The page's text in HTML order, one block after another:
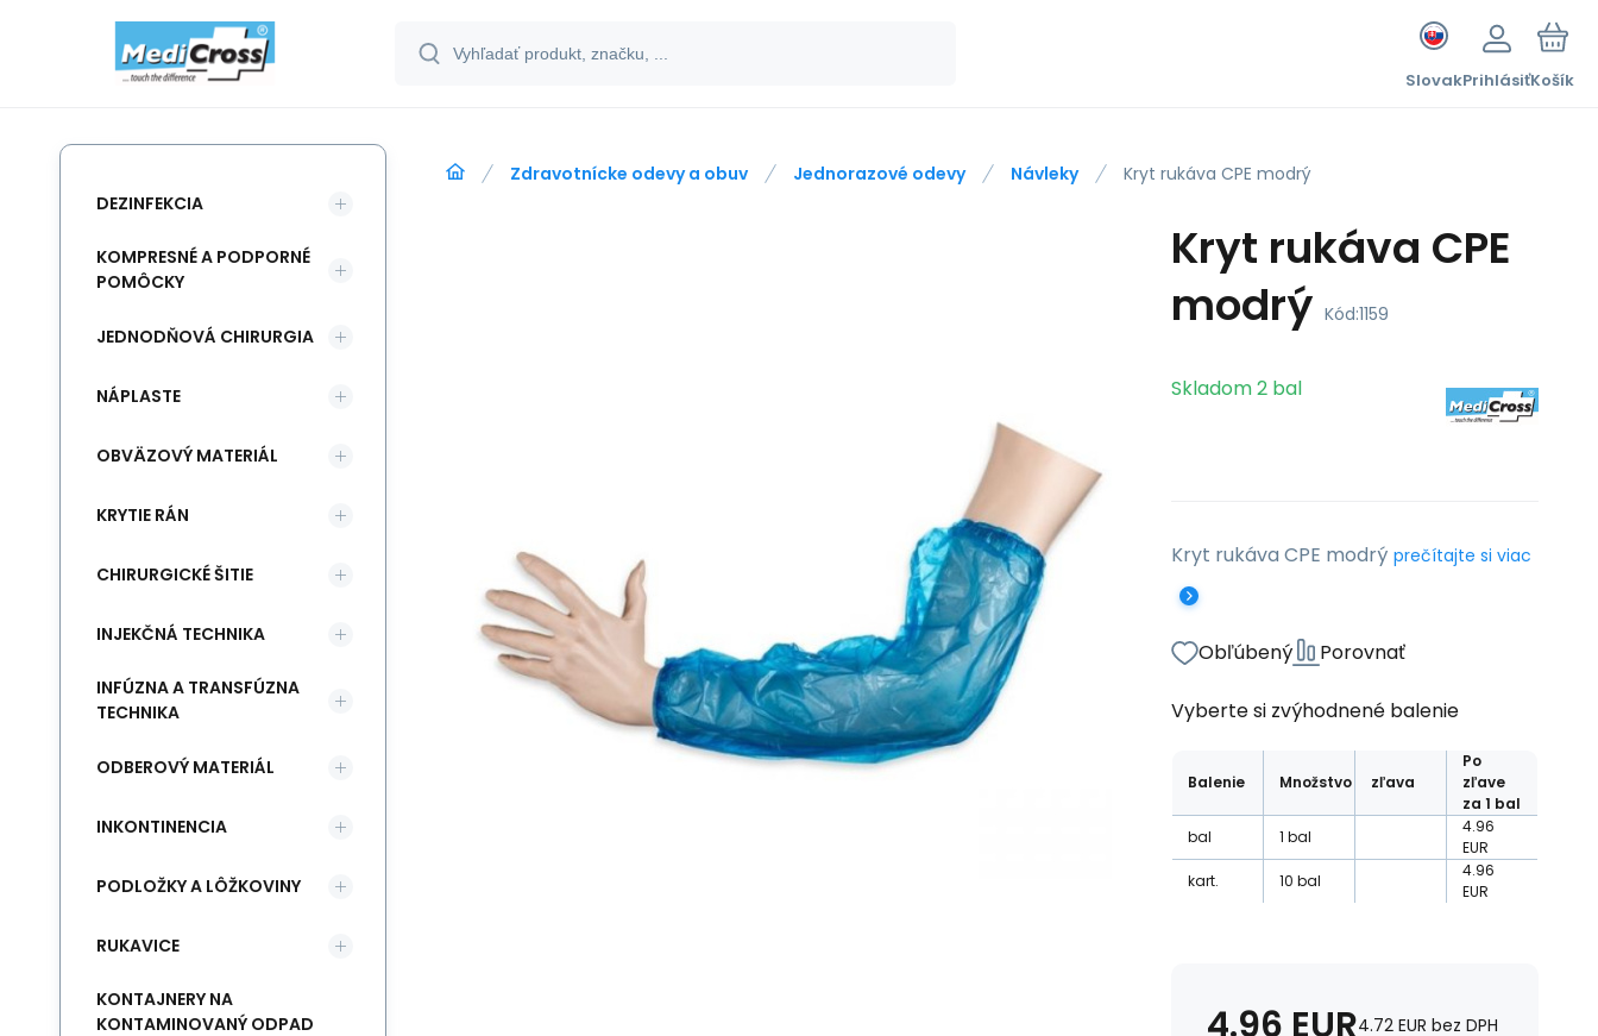
SlovakPrihlásiťKošík
Zdravotnícke odevy a obuv Jednorazové odevy Návleky Kryt rukáva CPE modrý
Kryt rukáva CPE
modrý Kód:1159
Skladom2 bal
Kryt rukáva CPE modrý prečítajte si viac
Obľúbený Porovnať
Vyberte si zvýhodnené balenie
Balenie Množstvo zľava
Po
zľave
za 1 bal
bal
1 bal
4.96
EUR
kart.
10 bal
4.96
EUR
4.96 EUR4.72 EUR bez DPH
DEZINFEKCIA
KOMPRESNÉ A PODPORNÉ
POMÔCKY
JEDNODŇOVÁ CHIRURGIA
NÁPLASTE
OBVÄZOVÝ MATERIÁL
KRYTIE RÁN
CHIRURGICKÉ ŠITIE
INJEKČNÁ TECHNIKA
INFÚZNA A TRANSFÚZNA
TECHNIKA
ODBEROVÝ MATERIÁL
INKONTINENCIA
PODLOŽKY A LÔŽKOVINY
RUKAVICE
KONTAJNERY NA
KONTAMINOVANÝ ODPAD